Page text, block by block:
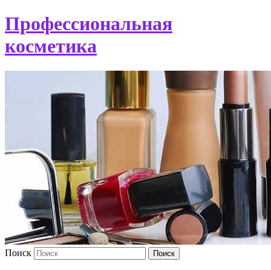
Профессиональная
косметика
Поиск